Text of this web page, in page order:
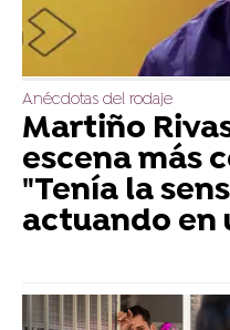
Anécdotas del rodaje
Martiño
escena más
"Tenía la
actuando en